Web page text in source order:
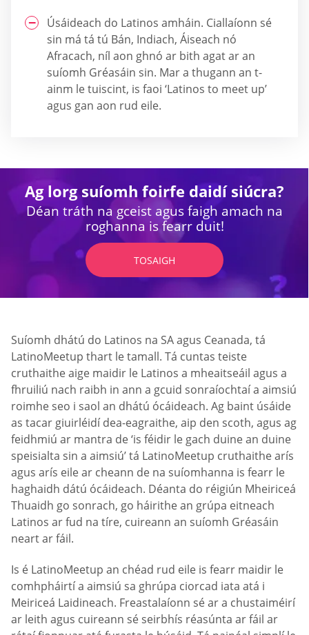
Úsáideach do Latinos amháin. Ciallaíonn sé
sin má tá tú Bán, Indiach, Áiseach nó
Afracach, níl aon ghnó ar bith agat ar an
suíomh Gréasáin sin. Mar a thugann an t-
ainm le tuiscint, is faoi ‘Latinos to meet up’
agus gan aon rud eile.
Ag lorg suíomh foirfe daidí siúcra?
Déan tráth na gceist agus faigh amach na
roghanna is fearr duit!
TOSAIGH
Suíomh dhátú do Latinos na SA agus Ceanada, tá
LatinoMeetup thart le tamall. Tá cuntas teiste
cruthaithe aige maidir le Latinos a mheaitseáil agus a
fhruiliú nach raibh in ann a gcuid sonraíochtaí a aimsiú
roimhe seo i saol an dhátú ócáideach. Ag baint úsáide
as tacar giuirléidí dea-eagraithe, aip den scoth, agus ag
feidhmiú ar mantra de ‘is féidir le gach duine an duine
speisialta sin a aimsiú’ tá LatinoMeetup cruthaithe arís
agus arís eile ar cheann de na suíomhanna is fearr le
haghaidh dátú ócáideach. Déanta do réigiún Mheiriceá
Thuaidh go sonrach, go háirithe an grúpa eitneach
Latinos ar fud na tíre, cuireann an suíomh Gréasáin
neart ar fáil.
Is é LatinoMeetup an chéad rud eile is fearr maidir le
comhpháirtí a aimsiú sa ghrúpa ciorcad iata atá i
Meiriceá Laidineach. Freastalaíonn sé ar a chustaiméirí
ar leith agus cuireann sé seirbhís réasúnta ar fáil ar